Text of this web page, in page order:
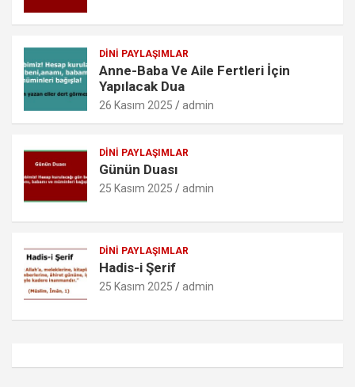
DINI PAYLAŞIMLAR
Anne-Baba Ve Aile Fertleri İçin
Yapılacak Dua
26 Kasım 2025 admin
DINI PAYLAŞIMLAR
Günün Duası
25 Kasım 2025 admin
DINI PAYLAŞIMLAR
Hadis-i Şerif
25 Kasım 2025 admin